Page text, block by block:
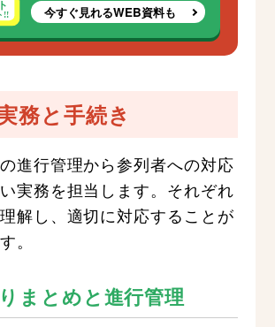
今すぐ見れるWEB資料も
務と手続き
進行管理から参列者への対応
実務を担当します。それぞれ
解し、適切に対応することが
。
まとめと進行管理